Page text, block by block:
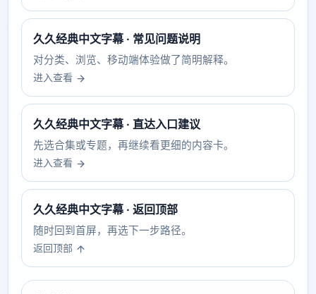
久久经典中文字幕 · 常见问题说明
对分类、浏览、移动端体验做了简明解释。
进入查看
久久经典中文字幕 · 直达入口建议
先选合集或专题，再继续看更细的内容卡。
进入查看
久久经典中文字幕 · 返回顶部
随时回到首屏，再选下一步路径。
返回顶部